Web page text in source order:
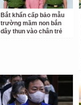
Bắt khẩn cấp bảo mẫu
trường mầm non bắn
dây thun vào chân trẻ